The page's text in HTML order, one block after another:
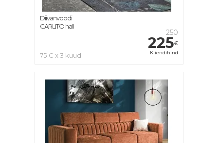
250
225€
Kliendihind
75 € x 3 kuud
Diivanvoodi
CARLITO hall